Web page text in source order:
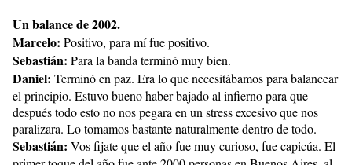
Un balance de 2002.
Marcelo: Positivo, para mí fue positivo.
Sebastián: Para la banda terminó muy bien.
Daniel: Terminó en paz. Era lo que necesitábamos para balancear
el principio. Estuvo bueno haber bajado al infierno para que
después todo esto no nos pegara en un stress excesivo que nos
paralizara. Lo tomamos bastante naturalmente dentro de todo.
Sebastián: Vos fijate que el año fue muy curioso, fue capicúa. El